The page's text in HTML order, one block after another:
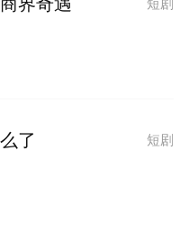
短剧
短剧
了